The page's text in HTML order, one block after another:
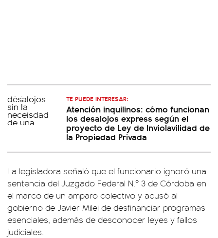
TE PUEDE INTERESAR:
Atención inquilinos: cómo funcionan
los desalojos express según el
proyecto de Ley de Inviolavilidad de
la Propiedad Privada
La legisladora señaló que el funcionario ignoró una
sentencia del Juzgado Federal N.º 3 de Córdoba en
el marco de un amparo colectivo y acusó al
gobierno de Javier Milei de desfinanciar programas
esenciales, además de desconocer leyes y fallos
judiciales.